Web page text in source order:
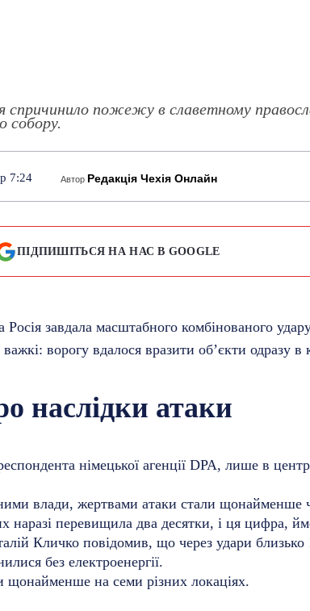
спричинило пожежу в славетному
собору.
7:24 Автор Редакція Чехія Онлайн
ПІДПИШІТЬСЯ НА НАС В GOOGLE
Росія завдала масштабного комбінованого
ворогу вдалося вразити об’єкти одразу в
наслідки атаки
німецької агенції DPA, лише в
влади, жертвами атаки стали щонайменше
наразі перевищила два десятки, і ця цифра,
Кличко повідомив, що через удари близько
без електроенергії.
щонайменше на семи різних локаціях.